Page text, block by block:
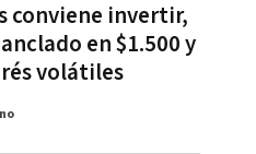
conviene invertir,
en $1.500 y
volátiles